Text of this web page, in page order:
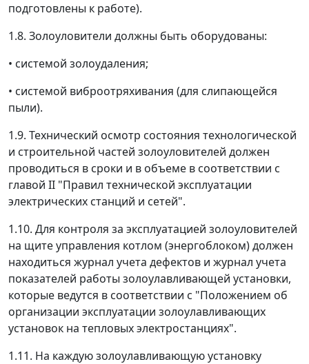
подготовлены к работе).
1.8. Золоуловители должны быть оборудованы:
• системой золоудаления;
• системой виброотряхивания (для слипающейся
пыли).
1.9. Технический осмотр состояния технологической
и строительной частей золоуловителей должен
проводиться в сроки и в объеме в соответствии с
главой II "Правил технической эксплуатации
электрических станций и сетей".
1.10. Для контроля за эксплуатацией золоуловителей
на щите управления котлом (энергоблоком) должен
находиться журнал учета дефектов и журнал учета
показателей работы золоулавливающей установки,
которые ведутся в соответствии с "Положением об
организации эксплуатации золоулавливающих
установок на тепловых электростанциях".
1.11. На каждую золоулавливающую установку